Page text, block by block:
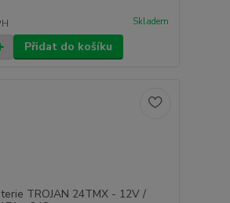
Skladem
Přidat do košíku